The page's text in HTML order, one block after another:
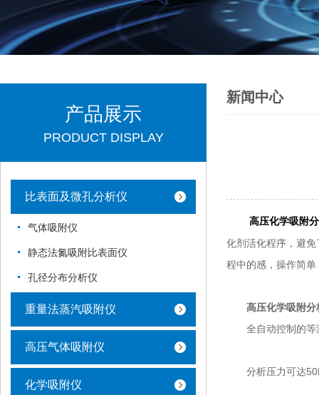
产品展示
PRODUCT DISPLAY
比表面及微孔分析仪
气体吸附仪
静态法氮吸附比表面仪
孔径分布分析仪
重量法蒸汽吸附仪
高压气体吸附仪
化学吸附仪
新闻中心
高压化学吸附
化剂活化程序，避
程中的感，操作简
高压化学吸附分
全自动控制的等
分析压力可达